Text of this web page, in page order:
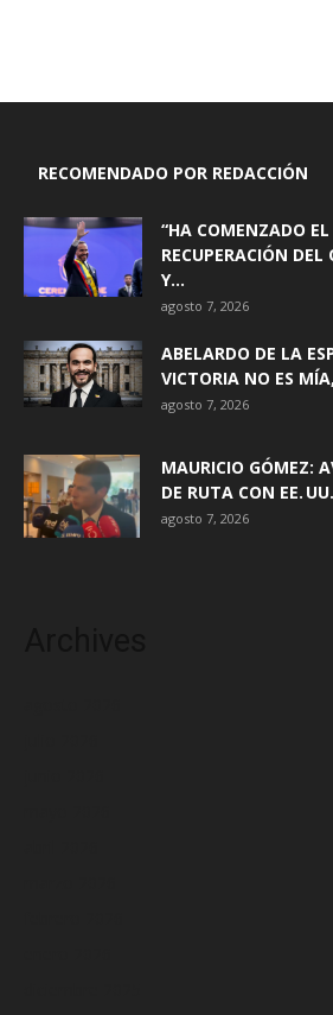
RECOMENDADO POR REDACCIÓN
“HA COMENZADO
RECUPERACIÓN DEL
Y...
agosto 7, 2026
ABELARDO DE LA
VICTORIA NO ES
agosto 7, 2026
MAURICIO GÓMEZ:
DE RUTA CON EE.
agosto 7, 2026